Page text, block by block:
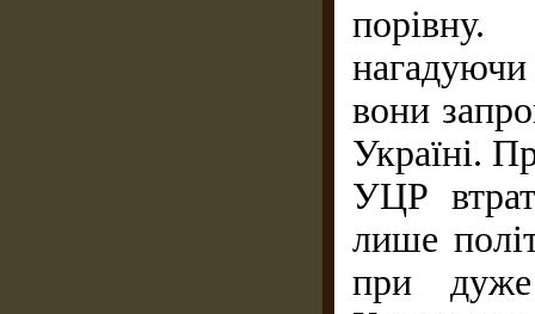
вони
Україні.
УЦР
лише
при дуже